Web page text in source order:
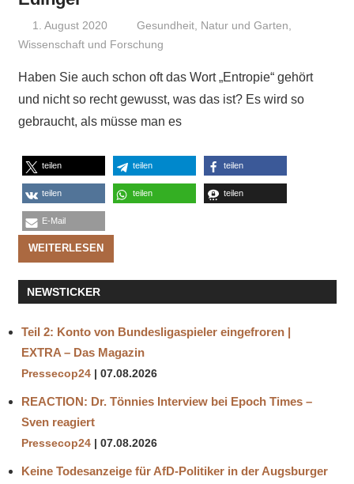
1. August 2020 Niki Vogt
Gesundheit Natur und Garten
Wissenschaft und Forschung
Haben Sie auch schon oft das Wort „Entropie“ gehört
und nicht so recht gewusst, was das ist? Es wird so
gebraucht, als müsse man es
teilen teilen teilen
teilen teilen teilen
E-Mail
WEITERLESEN
NEWSTICKER
Teil 2: Konto von Bundesligaspieler eingefroren |
EXTRA – Das Magazin
Pressecop24 07.08.2026
REACTION: Dr. Tönnies Interview bei Epoch Times –
Sven reagiert
Pressecop24 07.08.2026
Keine Todesanzeige für AfD-Politiker in der Augsburger